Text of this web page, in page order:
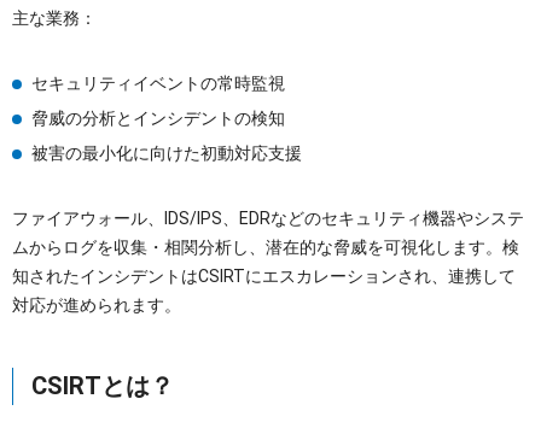
主な業務：
セキュリティイベントの常時監視
脅威の分析とインシデントの検知
被害の最小化に向けた初動対応支援
ファイアウォール、IDS/IPS、EDRなどのセキュリティ機器やシステ
ムからログを収集・相関分析し、潜在的な脅威を可視化します。検
知されたインシデントはCSIRTにエスカレーションされ、連携して
対応が進められます。
CSIRTとは？